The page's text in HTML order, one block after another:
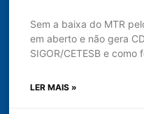
Sem a baixa do MTR
em aberto e não gera
SIGOR/CETESB e como
LER MAIS »